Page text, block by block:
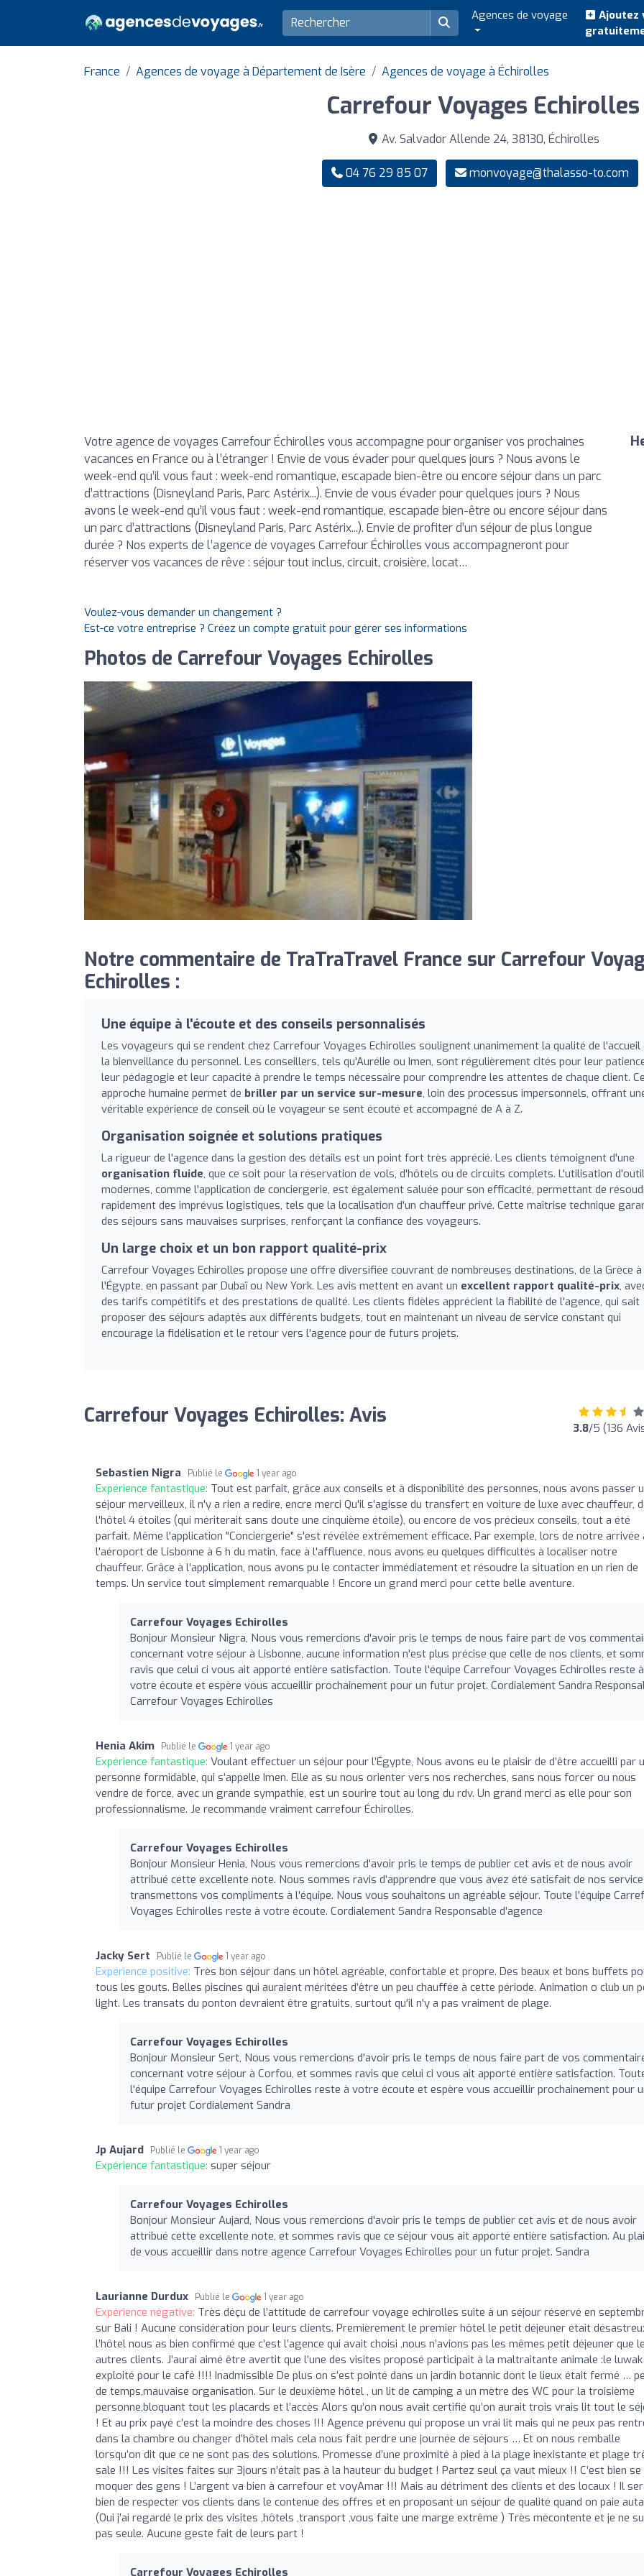
Agences de voyage
Ajoutez
France Agences de voyage à Département de Isère Agences de voyage à Échirolles
Carrefour Voyages Echirolles
Av. Salvador Allende 24, 38130, Échirolles
04 76 29 85 07 monvoyage@thalasso-to.com
Votre agence de voyages Carrefour Échirolles vous accompagne pour organiser vos prochaines
vacances en France ou à l’étranger ! Envie de vous évader pour quelques jours ? Nous avons le
week-end qu’il vous faut : week-end romantique, escapade bien-être ou encore séjour dans un parc
d’attractions (Disneyland Paris, Parc Astérix...). Envie de vous évader pour quelques jours ? Nous
avons le week-end qu’il vous faut : week-end romantique, escapade bien-être ou encore séjour dans
un parc d’attractions (Disneyland Paris, Parc Astérix...). Envie de profiter d’un séjour de plus longue
durée ? Nos experts de l’agence de voyages Carrefour Échirolles vous accompagneront pour
réserver vos vacances de rêve : séjour tout inclus, circuit, croisière, locat…
Voulez-vous demander un changement ?
Est-ce votre entreprise ? Créez un compte gratuit pour gérer ses informations
Photos de Carrefour Voyages Echirolles
Notre commentaire de TraTraTravel France sur Carrefour
Echirolles :
Une équipe à l'écoute et des conseils personnalisés
Les voyageurs qui se rendent chez Carrefour Voyages Echirolles soulignent unanimement la qualité de l'accueil
la bienveillance du personnel. Les conseillers, tels qu'Aurélie ou Imen, sont régulièrement cités pour leur
leur pédagogie et leur capacité à prendre le temps nécessaire pour comprendre les attentes de chaque client.
approche humaine permet de briller par un service sur-mesure, loin des processus impersonnels, offrant
véritable expérience de conseil où le voyageur se sent écouté et accompagné de A à Z.
Organisation soignée et solutions pratiques
La rigueur de l'agence dans la gestion des détails est un point fort très apprécié. Les clients témoignent d'une
organisation fluide, que ce soit pour la réservation de vols, d'hôtels ou de circuits complets. L'utilisation
modernes, comme l'application de conciergerie, est également saluée pour son efficacité, permettant de
rapidement des imprévus logistiques, tels que la localisation d'un chauffeur privé. Cette maîtrise technique
des séjours sans mauvaises surprises, renforçant la confiance des voyageurs.
Un large choix et un bon rapport qualité-prix
Carrefour Voyages Echirolles propose une offre diversifiée couvrant de nombreuses destinations, de la Grèce à
l'Égypte, en passant par Dubaï ou New York. Les avis mettent en avant un excellent rapport qualité-prix,
des tarifs compétitifs et des prestations de qualité. Les clients fidèles apprécient la fiabilité de l'agence, qui sait
proposer des séjours adaptés aux différents budgets, tout en maintenant un niveau de service constant qui
encourage la fidélisation et le retour vers l'agence pour de futurs projets.
Carrefour Voyages Echirolles: Avis 3.8/5 (136
Sebastien Nigra Publié le 1 year ago
Expérience fantastique: Tout est parfait, grâce aux conseils et à disponibilité des personnes, nous avons passer
séjour merveilleux, il n'y a rien a redire, encre merci Qu'il s'agisse du transfert en voiture de luxe avec chauffeur,
l'hôtel 4 étoiles (qui mériterait sans doute une cinquième étoile), ou encore de vos précieux conseils, tout a été
parfait. Même l'application "Conciergerie" s'est révélée extrêmement efficace. Par exemple, lors de notre arrivée
l'aéroport de Lisbonne à 6 h du matin, face à l'affluence, nous avons eu quelques difficultés à localiser notre
chauffeur. Grâce à l'application, nous avons pu le contacter immédiatement et résoudre la situation en un rien de
temps. Un service tout simplement remarquable ! Encore un grand merci pour cette belle aventure.
Carrefour Voyages Echirolles
Bonjour Monsieur Nigra, Nous vous remercions d'avoir pris le temps de nous faire part de vos
concernant votre séjour à Lisbonne, aucune information n'est plus précise que celle de nos clients, et
ravis que celui ci vous ait apporté entière satisfaction. Toute l'équipe Carrefour Voyages Echirolles reste à
votre écoute et espère vous accueillir prochainement pour un futur projet. Cordialement Sandra
Carrefour Voyages Echirolles
Henia Akim Publié le 1 year ago
Expérience fantastique: Voulant effectuer un séjour pour l’Égypte, Nous avons eu le plaisir de d’être accueilli par
personne formidable, qui s’appelle Imen. Elle as su nous orienter vers nos recherches, sans nous forcer ou nous
vendre de force, avec un grande sympathie, est un sourire tout au long du rdv. Un grand merci as elle pour son
professionnalisme. Je recommande vraiment carrefour Échirolles.
Carrefour Voyages Echirolles
Bonjour Monsieur Henia, Nous vous remercions d'avoir pris le temps de publier cet avis et de nous avoir
attribué cette excellente note. Nous sommes ravis d’apprendre que vous avez été satisfait de nos
transmettons vos compliments à l'équipe. Nous vous souhaitons un agréable séjour. Toute l'équipe
Voyages Echirolles reste à votre écoute. Cordialement Sandra Responsable d'agence
Jacky Sert Publié le 1 year ago
Expérience positive: Très bon séjour dans un hôtel agréable, confortable et propre. Des beaux et bons buffets
tous les gouts. Belles piscines qui auraient méritées d’être un peu chauffée à cette période. Animation o club un
light. Les transats du ponton devraient être gratuits, surtout qu'il n'y a pas vraiment de plage.
Carrefour Voyages Echirolles
Bonjour Monsieur Sert, Nous vous remercions d'avoir pris le temps de nous faire part de vos
concernant votre séjour à Corfou, et sommes ravis que celui ci vous ait apporté entière satisfaction.
l'équipe Carrefour Voyages Echirolles reste à votre écoute et espère vous accueillir prochainement pour
futur projet Cordialement Sandra
Jp Aujard Publié le 1 year ago
Expérience fantastique: super séjour
Carrefour Voyages Echirolles
Bonjour Monsieur Aujard, Nous vous remercions d'avoir pris le temps de publier cet avis et de nous avoir
attribué cette excellente note, et sommes ravis que ce séjour vous ait apporté entière satisfaction. Au
de vous accueillir dans notre agence Carrefour Voyages Echirolles pour un futur projet. Sandra
Laurianne Durdux Publié le 1 year ago
Expérience négative: Très déçu de l’attitude de carrefour voyage echirolles suite à un séjour réservé en
sur Bali ! Aucune considération pour leurs clients. Premièrement le premier hôtel le petit déjeuner était
l’hôtel nous as bien confirmé que c’est l’agence qui avait choisi ,nous n’avions pas les mêmes petit déjeuner que
autres clients. J’aurai aimé être avertit que l’une des visites proposé participait à la maltraitante animale :le luwak
exploité pour le café !!!! Inadmissible De plus on s’est pointé dans un jardin botannic dont le lieux était fermé …
de temps,mauvaise organisation. Sur le deuxième hôtel , un lit de camping a un mètre des WC pour la troisième
personne,bloquant tout les placards et l’accès Alors qu’on nous avait certifié qu’on aurait trois vrais lit tout le
! Et au prix payé c’est la moindre des choses !!! Agence prévenu qui propose un vrai lit mais qui ne peux pas
dans la chambre ou changer d’hôtel mais cela nous fait perdre une journée de séjours … Et on nous remballe
lorsqu’on dit que ce ne sont pas des solutions. Promesse d’une proximité à pied à la plage inexistante et plage
sale !!! Les visites faites sur 3jours n’était pas à la hauteur du budget ! Partez seul ça vaut mieux !! C’est bien se
moquer des gens ! L’argent va bien à carrefour et voyAmar !!! Mais au détriment des clients et des locaux ! Il
bien de respecter vos clients dans le contenue des offres et en proposant un séjour de qualité quand on paie
(Oui j’ai regardé le prix des visites ,hôtels ,transport ,vous faite une marge extrême ) Très mécontente et je ne
pas seule. Aucune geste fait de leurs part !
Carrefour Voyages Echirolles